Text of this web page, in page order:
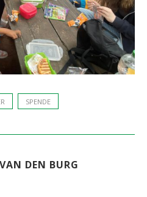
SPENDE
DEN BURG